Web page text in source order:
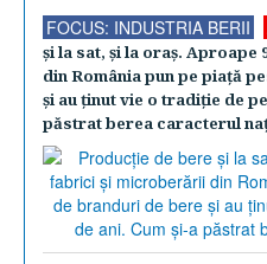
FOCUS: INDUSTRIA BERII
şi la sat, şi la oraş.
din România pun pe piaţă
şi au ţinut vie o tradiţie de
păstrat berea caracterul